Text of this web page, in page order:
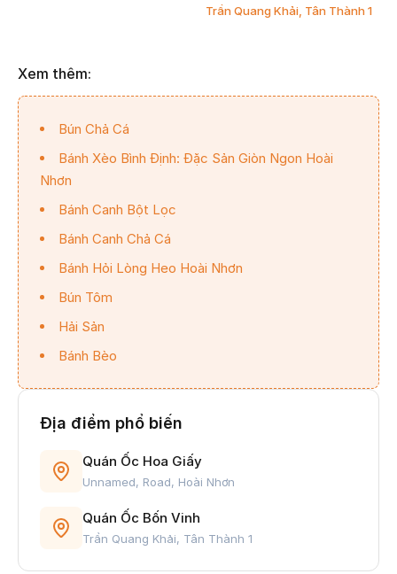
Trần Quang Khải, Tân Thành 1
Xem thêm:
Bún Chả Cá
Bánh Xèo Bình Định: Đặc Sản Giòn Ngon Hoài
Nhơn
Bánh Canh Bột Lọc
Bánh Canh Chả Cá
Bánh Hỏi Lòng Heo Hoài Nhơn
Bún Tôm
Hải Sản
Bánh Bèo
Địa điểm phổ biến
Quán Ốc Hoa Giấy
Unnamed, Road, Hoài Nhơn
Quán Ốc Bốn Vinh
Trần Quang Khải, Tân Thành 1